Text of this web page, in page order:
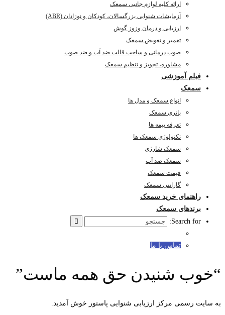
ارائه کلیه لوازم جانبی سمعک
آزمایشات شنوایی بزرگسالان، کودکان و نوزادان (ABR)
ارزیابی و درمان وزوز گوش
تعمیر و تعویض سمعک
صوت درمانی و ساخت قالب ضد آب و ضد صوت
مشاوره، تجویز و تنظیم سمعک
فیلم آموزشی
سمعک
انواع سمعک و مدل ها
باتری سمعک
تعرفه بیمه ها
تکنولوژی سمعک ها
سمعک شارژی
سمعک ضد آب
قیمت سمعک
گارانتی سمعک
راهنمای خرید سمعک
برندهای سمعک
Search for:
تماس با ما
“خوب شنیدن حق همه ماست”
به سایت رسمی مرکز ارزیابی شنوایی پاستور خوش آمدید.